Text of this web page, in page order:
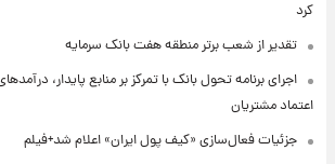
کرد
تقدیر از شعب برتر منطقه هفت بانک سرمایه
اجرای برنامه تحول بانک با تمرکز بر منابع پایدار،
اعتماد مشتریان
جزئیات فعال‌سازی «کیف پول ایران» اعلام شد+فیلم